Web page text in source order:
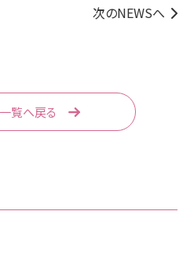
次のNEWSへ
覧へ戻る